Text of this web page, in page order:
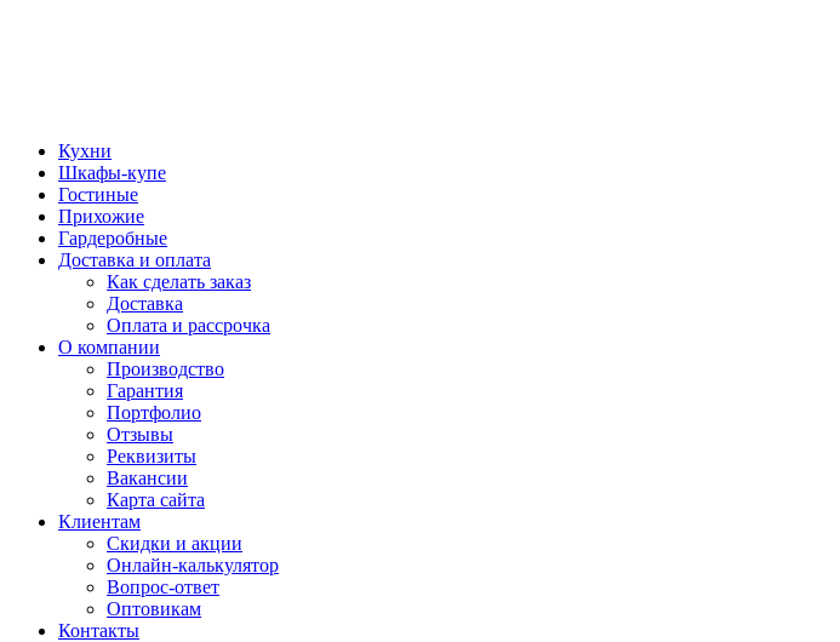
Кухни
Шкафы-купе
Гостиные
Прихожие
Гардеробные
Доставка и оплата
Как сделать заказ
Доставка
Оплата и рассрочка
О компании
Производство
Гарантия
Портфолио
Отзывы
Реквизиты
Вакансии
Карта сайта
Клиентам
Скидки и акции
Онлайн-калькулятор
Вопрос-ответ
Оптовикам
Контакты